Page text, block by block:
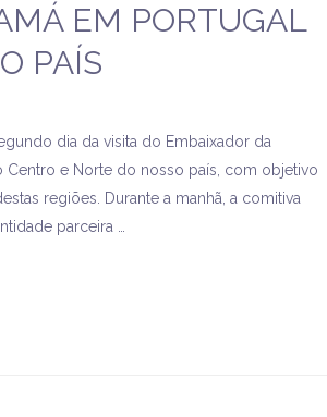
EM PORTUGAL
PAÍS
dia da visita do Embaixador da
Centro e Norte do nosso país, com objetivo
regiões. Durante a manhã, a comitiva
parceira …